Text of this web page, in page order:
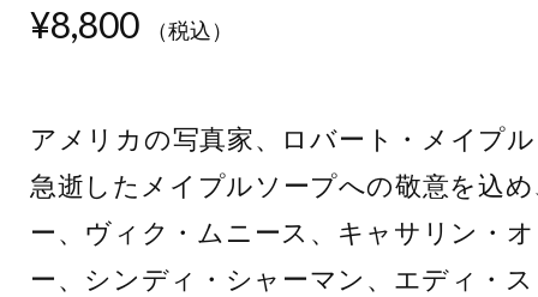
¥8,800 （税込）
アメリカの写真家、ロバート・メイプ
急逝したメイプルソープへの敬意を込
ー、ヴィク・ムニース、キャサリン・
ー、シンディ・シャーマン、エディ・